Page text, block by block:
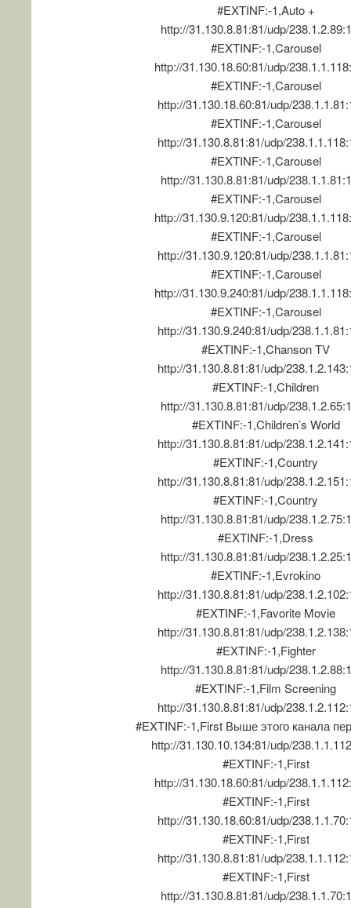
#EXTINF:-1,Auto +
http://31.130.8.81:81/udp/
#EXTINF:-1,Carousel
http://31.130.18.60:81/udp/
#EXTINF:-1,Carousel
http://31.130.18.60:81/udp/
#EXTINF:-1,Carousel
http://31.130.8.81:81/udp/
#EXTINF:-1,Carousel
http://31.130.8.81:81/udp/
#EXTINF:-1,Carousel
http://31.130.9.120:81/udp/
#EXTINF:-1,Carousel
http://31.130.9.120:81/udp/
#EXTINF:-1,Carousel
http://31.130.9.240:81/udp/
#EXTINF:-1,Carousel
http://31.130.9.240:81/udp/
#EXTINF:-1,Chanson TV
http://31.130.8.81:81/udp/
#EXTINF:-1,Children
http://31.130.8.81:81/udp/
#EXTINF:-1,Children’s World
http://31.130.8.81:81/udp/
#EXTINF:-1,Country
http://31.130.8.81:81/udp/
#EXTINF:-1,Country
http://31.130.8.81:81/udp/
#EXTINF:-1,Dress
http://31.130.8.81:81/udp/
#EXTINF:-1,Evrokino
http://31.130.8.81:81/udp/
#EXTINF:-1,Favorite Movie
http://31.130.8.81:81/udp/
#EXTINF:-1,Fighter
http://31.130.8.81:81/udp/
#EXTINF:-1,Film Screening
http://31.130.8.81:81/udp/
#EXTINF:-1,First Выше этого канала
http://31.130.10.134:81/udp/
#EXTINF:-1,First
http://31.130.18.60:81/udp/
#EXTINF:-1,First
http://31.130.18.60:81/udp/
#EXTINF:-1,First
http://31.130.8.81:81/udp/
#EXTINF:-1,First
http://31.130.8.81:81/udp/